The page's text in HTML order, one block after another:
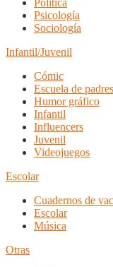
Política
Psicología
Sociología
Infantil/Juvenil
Cómic
Escuela de padres
Humor gráfico
Infantil
Influencers
Juvenil
Videojuegos
Escolar
Cuadernos de
Escolar
Música
Otras